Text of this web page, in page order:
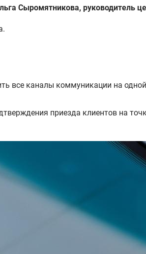
Сыромятникова, руководитель
все каналы коммуникации на
приезда клиентов на